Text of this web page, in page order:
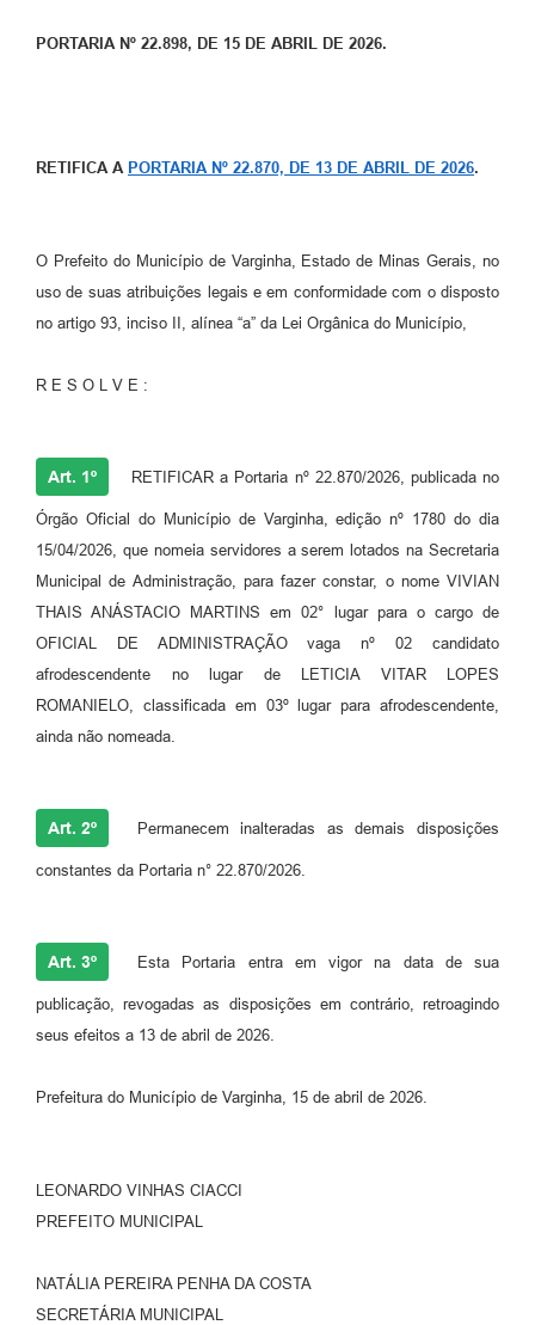
PORTARIA Nº 22.898, DE 15 DE ABRIL DE 2026.
RETIFICA A PORTARIA Nº 22.870, DE 13 DE ABRIL DE 2026.
O Prefeito do Município de Varginha, Estado de Minas Gerais, no
uso de suas atribuições legais e em conformidade com o disposto
no artigo 93, inciso II, alínea “a” da Lei Orgânica do Município,
R E S O L V E :
Art. 1º RETIFICAR a Portaria nº 22.870/2026, publicada no
Órgão Oficial do Município de Varginha, edição nº 1780 do dia
15/04/2026, que nomeia servidores a serem lotados na Secretaria
Municipal de Administração, para fazer constar, o nome VIVIAN
THAIS ANÁSTACIO MARTINS em 02° lugar para o cargo de
OFICIAL DE ADMINISTRAÇÃO vaga nº 02 candidato
afrodescendente no lugar de LETICIA VITAR LOPES
ROMANIELO, classificada em 03º lugar para afrodescendente,
ainda não nomeada.
Art. 2º Permanecem inalteradas as demais disposições
constantes da Portaria n° 22.870/2026.
Art. 3º Esta Portaria entra em vigor na data de sua
publicação, revogadas as disposições em contrário, retroagindo
seus efeitos a 13 de abril de 2026.
Prefeitura do Município de Varginha, 15 de abril de 2026.
LEONARDO VINHAS CIACCI
PREFEITO MUNICIPAL
NATÁLIA PEREIRA PENHA DA COSTA
SECRETÁRIA MUNICIPAL